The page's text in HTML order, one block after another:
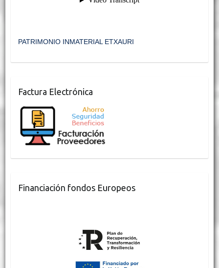
PATRIMONIO INMATERIAL ETXAURI
Factura Electrónica
Financiación fondos Europeos